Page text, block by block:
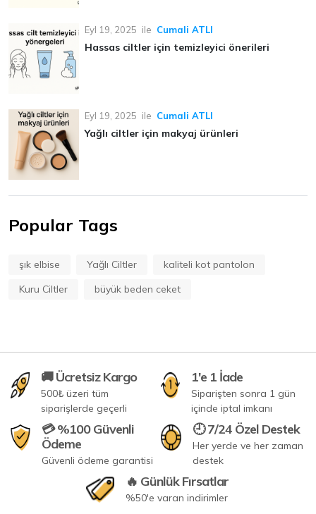
Eyl 19, 2025 ile Cumali ATLI
Hassas ciltler için temizleyici önerileri
Eyl 19, 2025 ile Cumali ATLI
Yağlı ciltler için makyaj ürünleri
Popular Tags
şık elbise Yağlı Ciltler
kaliteli kot pantolon
Kuru Ciltler
büyük beden ceket
🚚 Ücretsiz Kargo
500₺ üzeri tüm
siparişlerde geçerli
1'e 1 İade
Siparişten sonra 1 gün
içinde iptal imkanı
💳 %100 Güvenli
Ödeme
Güvenli ödeme garantisi
🕘 7/24 Özel Destek
Her yerde ve her zaman
destek
🔥 Günlük Fırsatlar
%50'e varan indirimler